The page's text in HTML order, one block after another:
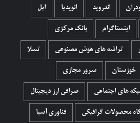
اندروید انویدیا اپل
اینستاگرام بانک مرکزی
تراشه های هوش مصنوعی تسلا
خوزستان سرور مجازی
های اجتماعی صرافی ارز دیجیتال
محصولات گرافيکی فناوری آسیا